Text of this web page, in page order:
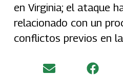
en Virginia; el ataque
relacionado con un
conflictos previos en